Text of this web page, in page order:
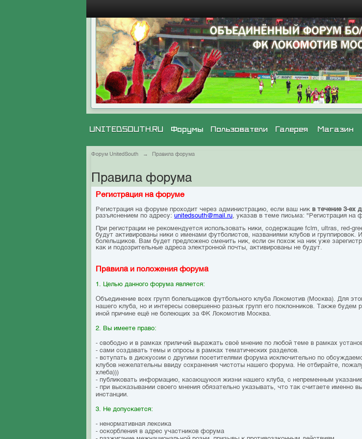
UNITEDSOUTH.RU Галерея Магазин
Форумы Пользователи
Форум UnitedSouth → Правила форума
Правила форума
Регистрация на форуме
Регистрация на форуме проходит через администрацию, если ваш ник в течение 3-ех
разъяснением по адресу: unitedsouth@mail.ru, указав в теме письма: "Регистрация на
При регистрации не рекомендуется использовать ники, содержащие fclm, ultras, red-
будут активированы ники с именами футболистов, названиями клубов и
болельщиков. Вам будет предложено сменить ник, если он похож на ник уже
как и подозрительные адреса электронной почты, активированы не будут.
Правила и положения форума
1. Целью данного форума является:
Объединение всех групп болельщиков футбольного клуба Локомотив (Москва). Для
нашего клуба, но и интересы совершенно разных групп его поклонников. Также
иной причине ещё не болеющих за ФК Локомотив Москва.
2. Вы имеете право:
- свободно и в рамках приличий выражать своё мнение по любой теме в рамках
- сами создавать темы и опросы в рамках тематических разделов.
- вступать в дискуссии с другими посетителями форума исключительно по
клубов нежелательны ввиду сохранения чистоты нашего форума. Не отбирайте,
хлеба)))
- публиковать информацию, касающуюся жизни нашего клуба, с непременным
- при высказывании своего мнения обязательно указывать, что так считаете именно
инстанции.
3. Не допускается:
- ненормативная лексика
- оскорбления в адрес участников форума